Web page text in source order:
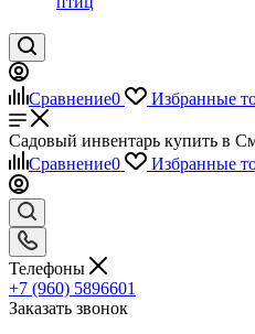
Сравнение0 Избранные
Садовый инвентарь купить в
Сравнение0 Избранные
Телефоны
+7 (960) 5896601
Заказать звонок